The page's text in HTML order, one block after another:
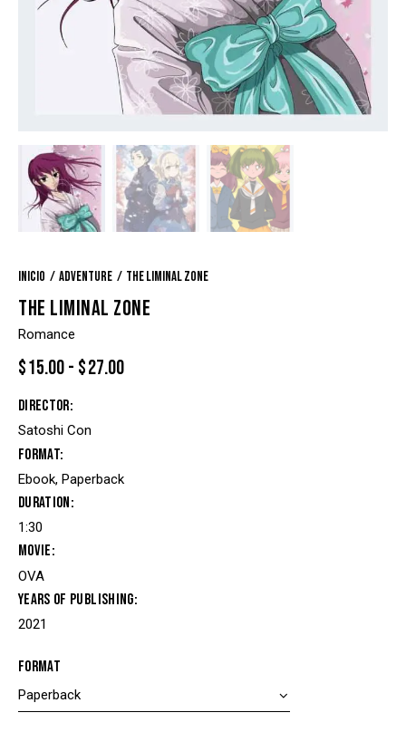
Inicio Adventure The liminal zone
THE LIMINAL ZONE
Romance
$15.00- $27.00
Director
Satoshi Con
Format
Ebook, Paperback
Duration
1:30
Movie
OVA
Years of Publishing
2021
Format